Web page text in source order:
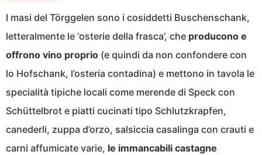
I masi del Törggelen sono i cosiddetti Buschenschank,
letteralmente le ‘osterie della frasca’, che producono e
offrono vino proprio (e quindi da non confondere con
lo Hofschank, l’osteria contadina) e mettono in tavola le
specialità tipiche locali come merende di Speck con
Schüttelbrot e piatti cucinati tipo Schlutzkrapfen,
canederli, zuppa d’orzo, salsiccia casalinga con crauti e
carni affumicate varie, le immancabili castagne